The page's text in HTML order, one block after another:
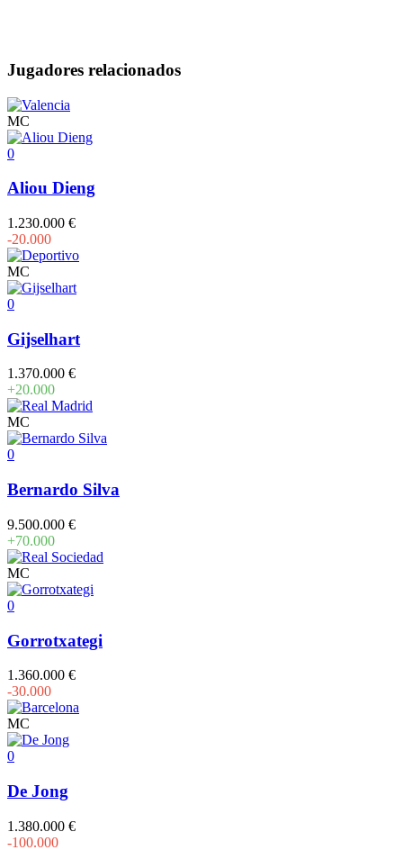
Jugadores relacionados
MC
0
Aliou Dieng
1.230.000 €
-20.000
MC
0
Gijselhart
1.370.000 €
+20.000
MC
0
Bernardo Silva
9.500.000 €
+70.000
MC
0
Gorrotxategi
1.360.000 €
-30.000
MC
0
De Jong
1.380.000 €
-100.000